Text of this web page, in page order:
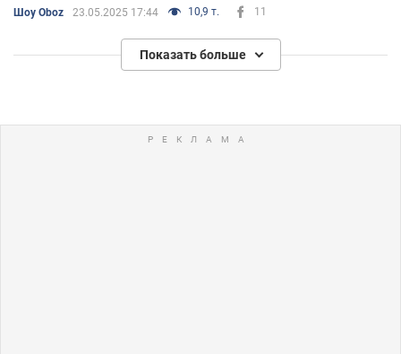
Шоу Oboz 23.05.2025 17:44 10,9 т. 11
Показать больше